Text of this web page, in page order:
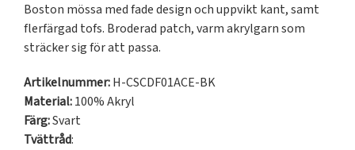
Boston mössa med fade design och uppvikt kant, samt
flerfärgad tofs. Broderad patch, varm akrylgarn som
sträcker sig för att passa.
Artikelnummer:H-CSCDF01ACE-BK
Material:100% Akryl
Färg:Svart
Tvättråd: